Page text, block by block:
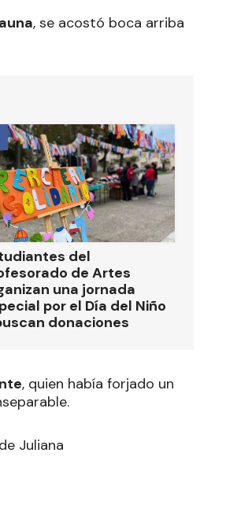
, se acostó boca arriba
del
de Artes
una jornada
por el Día del Niño
donaciones
, quien había forjado un